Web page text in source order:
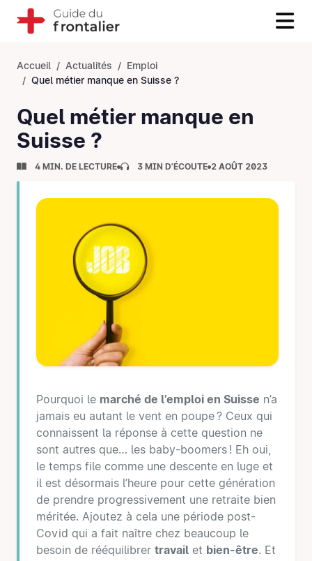
Accueil Actualités
Emploi
Quel métier manque en Suisse ?
Quel métier manque en
Suisse ?
4 MIN. DE LECTURE 3 MIN D'ÉCOUTE 2 AOÛT 2023
Pourquoi le marché de l’emploi en Suisse n’a
jamais eu autant le vent en poupe ? Ceux qui
connaissent la réponse à cette question ne
sont autres que… les baby-boomers ! Eh oui,
le temps file comme une descente en luge et
il est désormais l’heure pour cette génération
de prendre progressivement une retraite bien
méritée. Ajoutez à cela une période post-
Covid qui a fait naître chez beaucoup le
besoin de rééquilibrer travail et bien-être. Et